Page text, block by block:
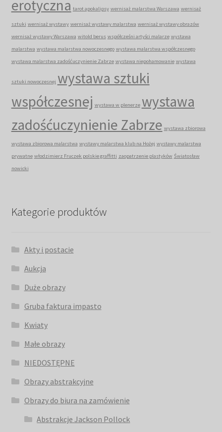
erotyczna tarot apokalipsy wernisaż malarstwa Warszawa wernisaż
sztuki wernisaż wystawy wernisaż wystawy malarstwa wernisaż wystawy obrazów
wernisaż wystawy Warszawa witold berus współcześni artyści malarze wystawa
malarstwa wystawa malarstwa nowoczesnego wystawa malarstwa współczesnego
wystawa malarstwa zadośćuczynienie Zabrze wystawa niepohamowanie wystawa
sztuki nowoczesnej wystawa sztuki
współczesnej wystawa w plenerze wystawa
zadośćuczynienie Zabrze wystawa zbiorowa
wystawa zbiorowa malarstwa wystawy malarstwa klub na Hożej wystawy malarstwa
prywatne włodzimierz Fruczek polskie graffitti zaopatrzenie plastyków Światosław
nowicki
Kategorie produktów
Akty i postacie
Aukcja
Duże obrazy
Gruba faktura impasto
Kwiaty
Małe obrazy
NIEDOSTĘPNE
Obrazy abstrakcyjne
Obrazy do biura na zamówienie
Abstrakcje Jackson Pollock